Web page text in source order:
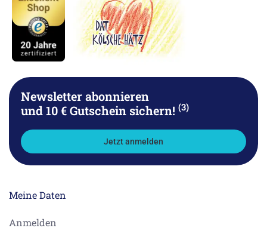
Newsletter abonnieren
und 10 € Gutschein sichern! (3)
Jetzt anmelden
Meine Daten
Anmelden